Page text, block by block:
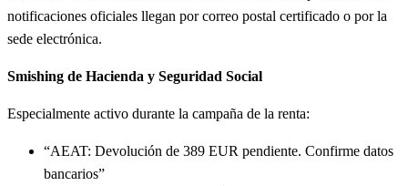
notificaciones oficiales llegan por correo postal certificado o por la
sede electrónica.
Smishing de Hacienda y Seguridad Social
Especialmente activo durante la campaña de la renta:
“AEAT: Devolución de 389 EUR pendiente. Confirme datos
bancarios”